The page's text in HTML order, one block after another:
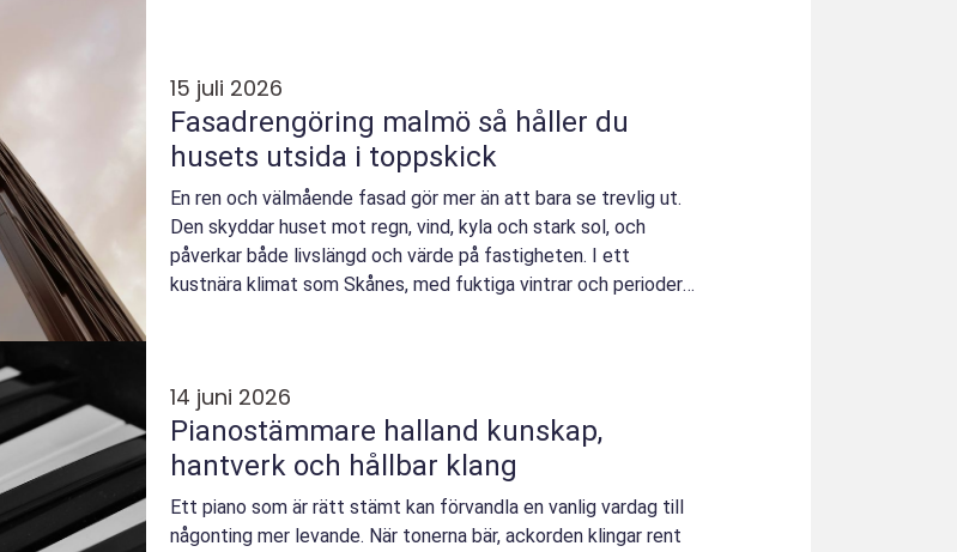
15 juli 2026
Fasadrengöring malmö så håller du
husets utsida i toppskick
En ren och välmående fasad gör mer än att bara se trevlig ut.
Den skyddar huset mot regn, vind, kyla och stark sol, och
påverkar både livslängd och värde på fastigheten. I ett
kustnära klimat som Skånes, med fuktiga vintrar och perioder
14 juni 2026
Pianostämmare halland kunskap,
hantverk och hållbar klang
Ett piano som är rätt stämt kan förvandla en vanlig vardag till
någonting mer levande. När tonerna bär, ackorden klingar rent